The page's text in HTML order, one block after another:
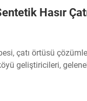
Hasır
çatı örtüsü
geliştiricileri,